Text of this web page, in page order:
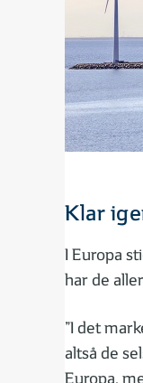
Klar
I Europa
har de
”I det
altså de
Europa,